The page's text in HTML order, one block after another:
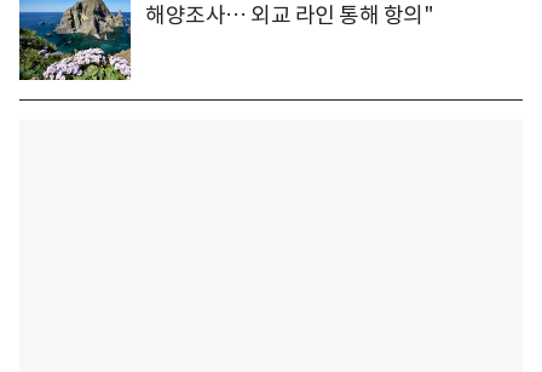
해양조사… 외교 라인 통해 항의"